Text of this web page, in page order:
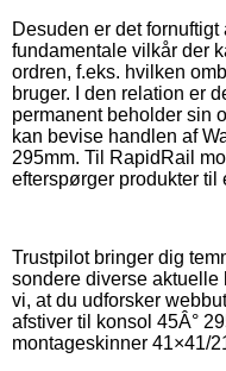
Desuden er det
fundamentale vilkår der
ordren, f.eks. hvilken
bruger. I den relation er
permanent beholder sin
kan bevise handlen af
295mm. Til RapidRail
efterspørger produkter til
Trustpilot bringer dig
sondere diverse aktuelle
vi, at du udforsker
afstiver til konsol 45Â°
montageskinner 41×41/